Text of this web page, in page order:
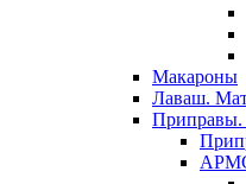
Макароны
Лаваш.